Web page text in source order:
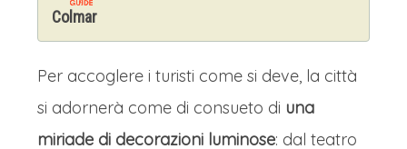
Colmar
Per accoglere i turisti come si deve, la città
si adornerà come di consueto di una
miriade di decorazioni luminose: dal teatro